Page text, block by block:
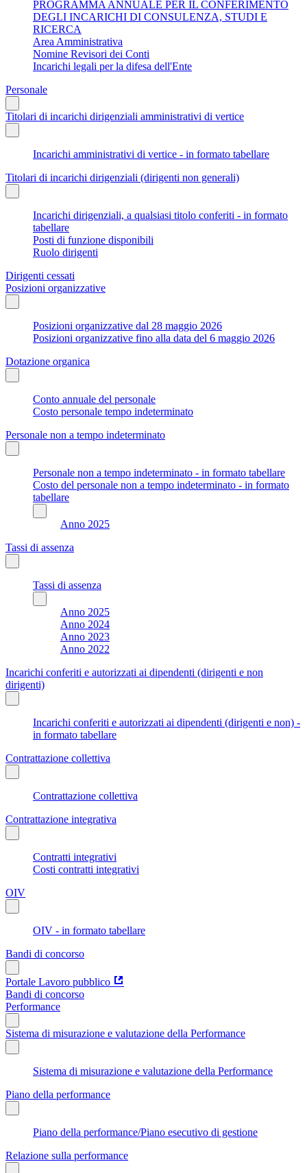
PROGRAMMA ANNUALE PER IL CONFERIMENTO
DEGLI INCARICHI DI CONSULENZA, STUDI E
RICERCA
Area Amministrativa
Nomine Revisori dei Conti
Incarichi legali per la difesa dell'Ente
Personale
Titolari di incarichi dirigenziali amministrativi di vertice
Incarichi amministrativi di vertice - in formato tabellare
Titolari di incarichi dirigenziali (dirigenti non generali)
Incarichi dirigenziali, a qualsiasi titolo conferiti - in formato
tabellare
Posti di funzione disponibili
Ruolo dirigenti
Dirigenti cessati
Posizioni organizzative
Posizioni organizzative dal 28 maggio 2026
Posizioni organizzative fino alla data del 6 maggio 2026
Dotazione organica
Conto annuale del personale
Costo personale tempo indeterminato
Personale non a tempo indeterminato
Personale non a tempo indeterminato - in formato tabellare
Costo del personale non a tempo indeterminato - in formato
tabellare
Anno 2025
Tassi di assenza
Tassi di assenza
Anno 2025
Anno 2024
Anno 2023
Anno 2022
Incarichi conferiti e autorizzati ai dipendenti (dirigenti e non
dirigenti)
Incarichi conferiti e autorizzati ai dipendenti (dirigenti e non) -
in formato tabellare
Contrattazione collettiva
Contrattazione collettiva
Contrattazione integrativa
Contratti integrativi
Costi contratti integrativi
OIV
OIV - in formato tabellare
Bandi di concorso
Portale Lavoro pubblico
Bandi di concorso
Performance
Sistema di misurazione e valutazione della Performance
Sistema di misurazione e valutazione della Performance
Piano della performance
Piano della performance/Piano esecutivo di gestione
Relazione sulla performance